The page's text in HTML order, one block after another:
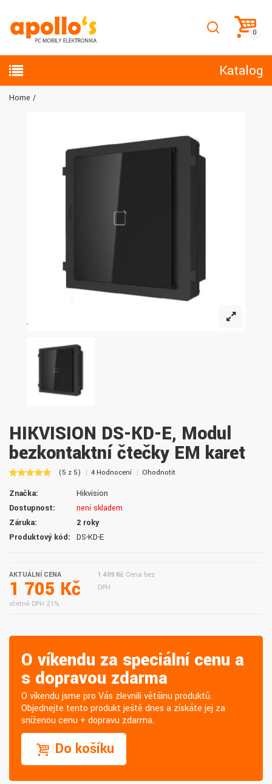
Katalog
Home
HIKVISION DS-KD-E, Modul
bezkontaktní čtečky EM karet
(5 z 5) 4 Hodnocení Ohodnotit
Značka:
Hikvision
Dostupnost:
není skladem
Záruka:
2 roky
Produktový kód:
DS-KD-E
AKTUÁLNÍ CENA
1 705 Kč
včetně DPH 21%
1 409 Kč Cena bez
DPH
O víkendu za speciální cenu a
s dopravou zdarma
O víkendu jsme pro Vás zlevnili většinu produktů.
Objednejte tento produkt ještě dnes a získáte jej za
sníženou cenu + dopravu zdarma.
Do košíku